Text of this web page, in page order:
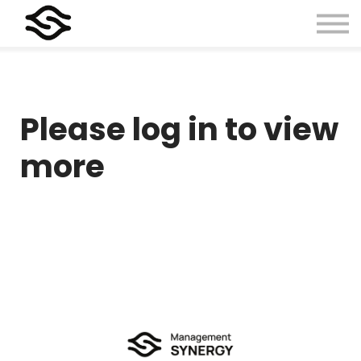
Please log in to view
more